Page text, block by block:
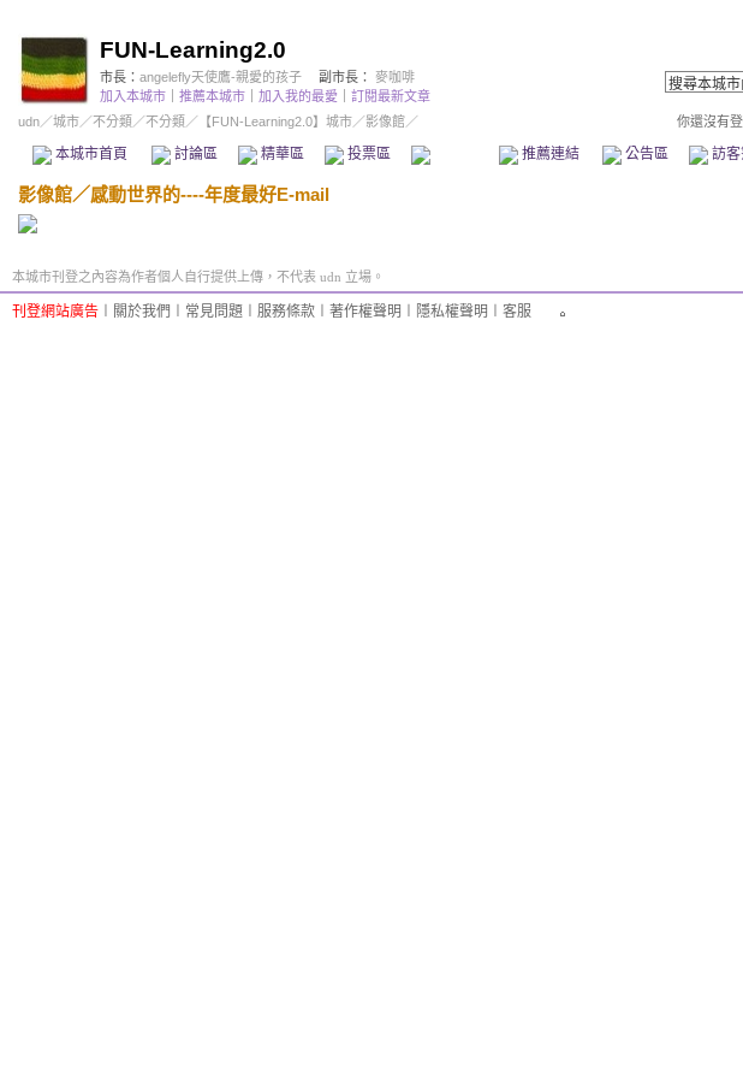
FUN-Learning2.0
市長： angelefly天使鷹-親愛的孩子 副市長：
麥咖啡
加入本城市
推薦本城市 加入我的最愛
訂閱最新文章
udn／城市／不分類 ／不分類 ／ 【FUN-Learning2.0】城市／影像館／ 你還沒有
本城市首頁 討論區 精華區 投票區 影像館 推薦連結 公告區 訪客
影像館／感動世界的----年度最好E-mail
本城市刊登之內容為作者個人自行提供上傳，不代表 udn 立場。
刊登網站廣告 關於我們 常見問題 服務條款 著作權聲明 隱私權聲明 客服